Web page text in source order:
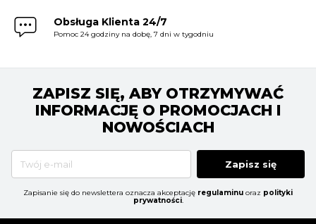
Obsługa Klienta 24/7
Pomoc 24 godziny na dobę, 7 dni w tygodniu
ZAPISZ SIĘ, ABY OTRZYMYWAĆ
INFORMACJĘ O PROMOCJACH I
NOWOŚCIACH
Zapisz się
Zapisanie się do newslettera oznacza akceptację regulaminu oraz polityki
prywatności.